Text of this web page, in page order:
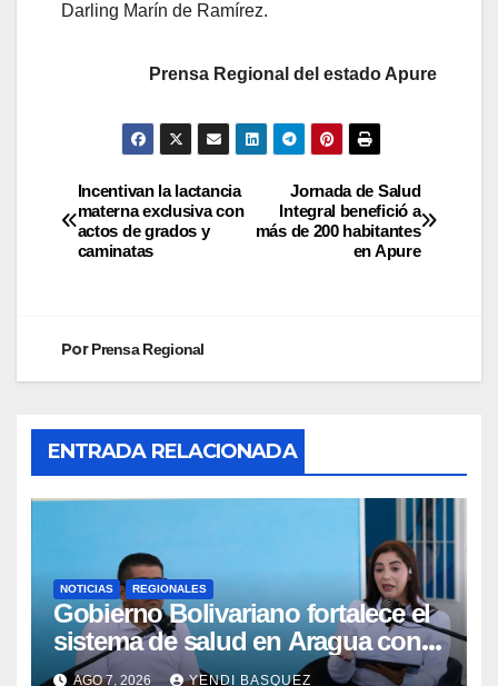
Darling Marín de Ramírez.
Prensa Regional del estado Apure
Jornada de Salud
Integral benefició a
más de 200 habitantes
en Apure
Incentivan la lactancia
materna exclusiva con
actos de grados y
caminatas
PorPrensa Regional
ENTRADA RELACIONADA
NOTICIAS REGIONALES
Gobierno Bolivariano fortalece el
sistema de salud en Aragua con
la reinauguración del CDI La Mora
AGO 7, 2026 YENDI BASQUEZ